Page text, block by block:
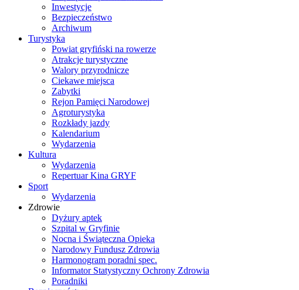
Inwestycje
Bezpieczeństwo
Archiwum
Turystyka
Powiat gryfiński na rowerze
Atrakcje turystyczne
Walory przyrodnicze
Ciekawe miejsca
Zabytki
Rejon Pamięci Narodowej
Agroturystyka
Rozkłady jazdy
Kalendarium
Wydarzenia
Kultura
Wydarzenia
Repertuar Kina GRYF
Sport
Wydarzenia
Zdrowie
Dyżury aptek
Szpital w Gryfinie
Nocna i Świąteczna Opieka
Narodowy Fundusz Zdrowia
Harmonogram poradni spec.
Informator Statystyczny Ochrony Zdrowia
Poradniki